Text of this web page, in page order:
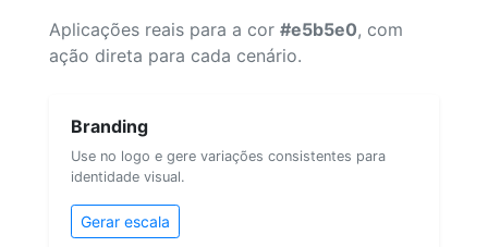
Aplicações reais para a cor #e5b5e0, com
ação direta para cada cenário.
Branding
Use no logo e gere variações consistentes para
identidade visual.
Gerar escala